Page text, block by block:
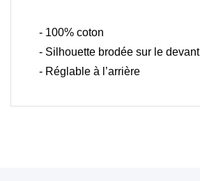
- 100% coton
- Silhouette brodée sur le devant
- Réglable à l’arrière